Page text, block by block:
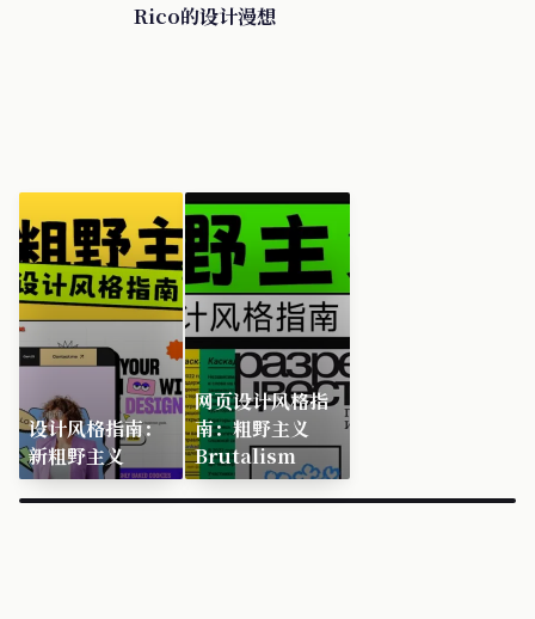
Rico的设计漫想
设计风格指南：
新粗野主义
网页设计风格指
南：粗野主义
Brutalism